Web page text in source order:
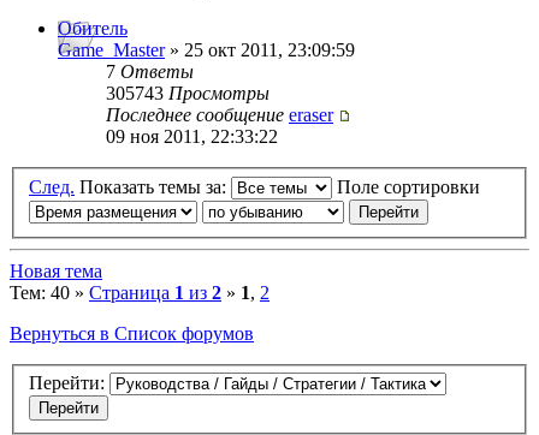
Обитель
Game_Master» 25 окт 2011, 23:09:59
7 Ответы
305743 Просмотры
Последнее сообщение eraser
09 ноя 2011, 22:33:22
След. Показать темы за: Поле сортировки
Новая тема
Тем: 40 » Страница 1 из 2 » 1, 2
Вернуться в Список форумов
Перейти: